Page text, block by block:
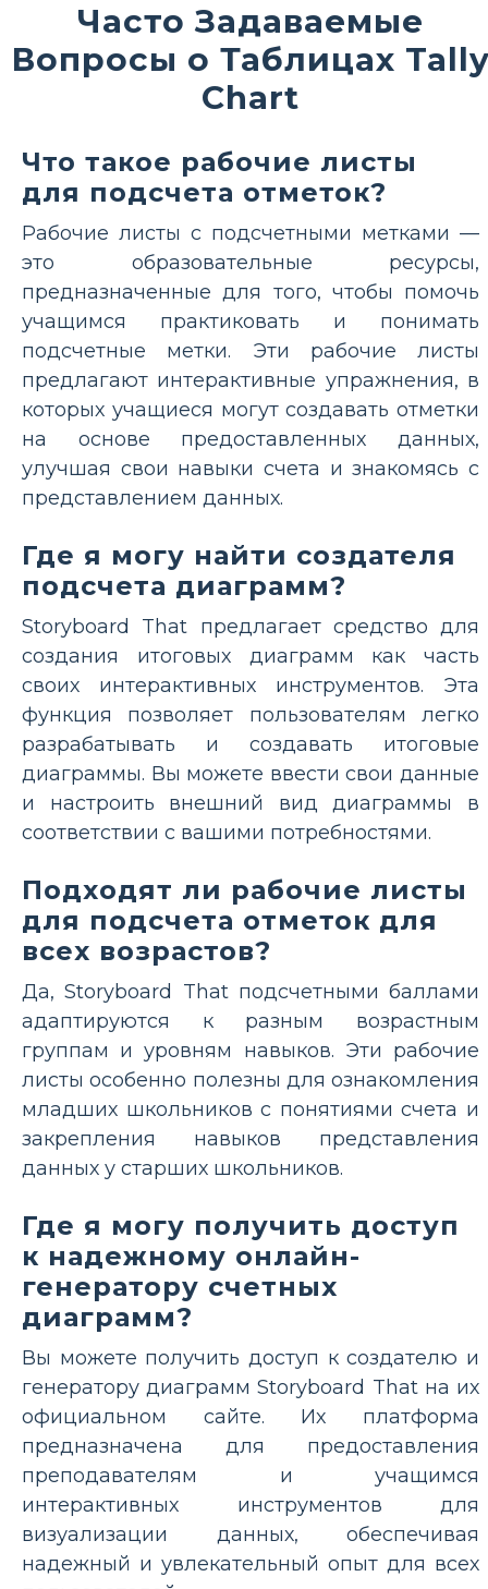
Часто Задаваемые
Вопросы о Таблицах
Chart
Что такое рабочие листы
для подсчета отметок?
Рабочие листы с подсчетными метками —
это образовательные ресурсы,
предназначенные для того, чтобы помочь
учащимся практиковать и понимать
подсчетные метки. Эти рабочие листы
предлагают интерактивные упражнения, в
которых учащиеся могут создавать отметки
на основе предоставленных данных,
улучшая свои навыки счета и знакомясь с
представлением данных.
Где я могу найти создателя
подсчета диаграмм?
Storyboard That предлагает средство для
создания итоговых диаграмм как часть
своих интерактивных инструментов. Эта
функция позволяет пользователям легко
разрабатывать и создавать итоговые
диаграммы. Вы можете ввести свои данные
и настроить внешний вид диаграммы в
соответствии с вашими потребностями.
Подходят ли рабочие листы
для подсчета отметок для
всех возрастов?
Да, Storyboard That подсчетными баллами
адаптируются к разным возрастным
группам и уровням навыков. Эти рабочие
листы особенно полезны для ознакомления
младших школьников с понятиями счета и
закрепления навыков представления
данных у старших школьников.
Где я могу получить доступ
к надежному онлайн-
генератору счетных
диаграмм?
Вы можете получить доступ к создателю и
генератору диаграмм Storyboard That на их
официальном сайте. Их платформа
предназначена для предоставления
преподавателям и учащимся
интерактивных инструментов для
визуализации данных, обеспечивая
надежный и увлекательный опыт для всех